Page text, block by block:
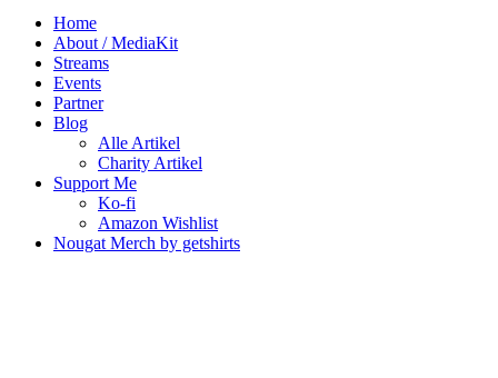
Home
About / MediaKit
Streams
Events
Partner
Blog
Alle Artikel
Charity Artikel
Support Me
Ko-fi
Amazon Wishlist
Nougat Merch by getshirts